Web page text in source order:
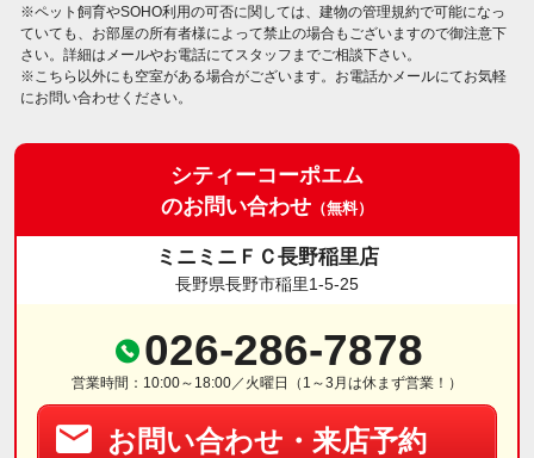
※ペット飼育やSOHO利用の可否に関しては、建物の管理規約で可能になっ
ていても、お部屋の所有者様によって禁止の場合もございますので御注意下
さい。詳細はメールやお電話にてスタッフまでご相談下さい。
※こちら以外にも空室がある場合がございます。お電話かメールにてお気軽
にお問い合わせください。
シティーコーポエム
のお問い合わせ （無料）
ミニミニＦＣ長野稲里店
長野県長野市稲里1-5-25
026-286-7878
営業時間：10:00～18:00／火曜日（1～3月は休まず営業！）
お問い合わせ・来店予約